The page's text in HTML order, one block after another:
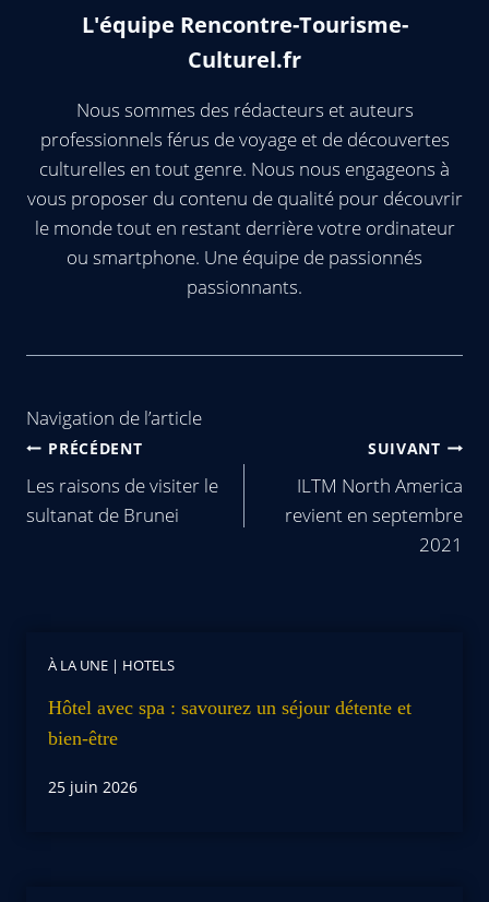
L'équipe Rencontre-Tourisme-
Culturel.fr
Nous sommes des rédacteurs et auteurs
professionnels férus de voyage et de découvertes
culturelles en tout genre. Nous nous engageons à
vous proposer du contenu de qualité pour découvrir
le monde tout en restant derrière votre ordinateur
ou smartphone. Une équipe de passionnés
passionnants.
Navigation de l’article
PRÉCÉDENT
Les raisons de visiter le
sultanat de Brunei
SUIVANT
ILTM North America
revient en septembre
2021
À LA UNE | HOTELS
Hôtel avec spa : savourez un séjour détente et
bien-être
25 juin 2026